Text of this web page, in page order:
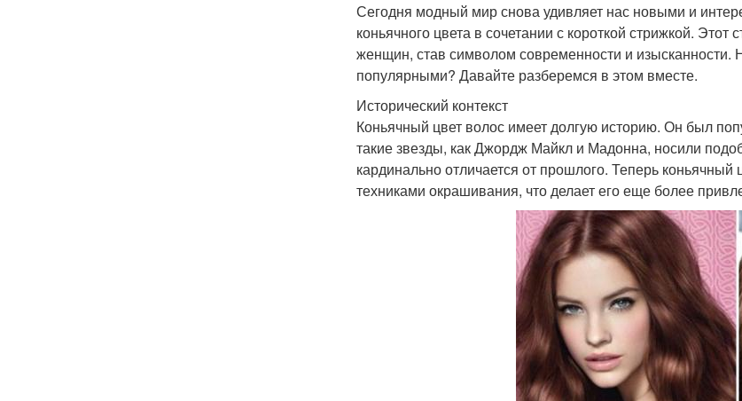
Сегодня модный мир снова удивляет нас новыми и
коньячного цвета в сочетании с короткой стрижкой.
женщин, став символом современности и изысканности.
популярными? Давайте разберемся в этом вместе.
Исторический контекст
Коньячный цвет волос имеет долгую историю. Он был
такие звезды, как Джордж Майкл и Мадонна, носили
кардинально отличается от прошлого. Теперь
техниками окрашивания, что делает его еще более